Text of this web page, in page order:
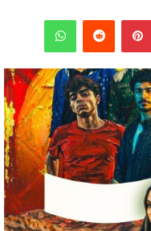
بينتيريست واتساب